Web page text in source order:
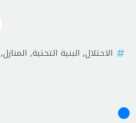
الاحتلال, البنية التحتية, المنازل,